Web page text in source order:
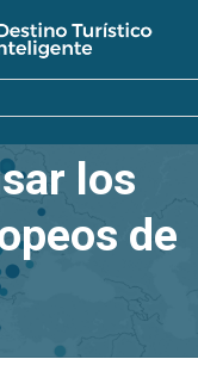
de
los
de